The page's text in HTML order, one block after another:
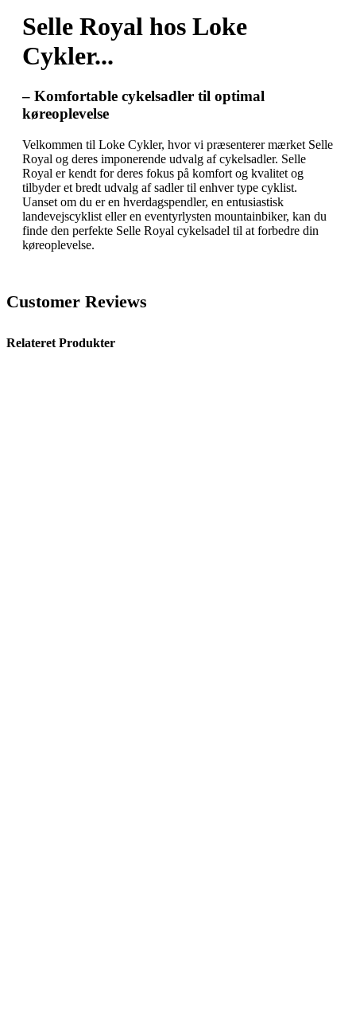
Selle Royal hos Loke
Cykler...
– Komfortable cykelsadler til optimal
køreoplevelse
Velkommen til Loke Cykler, hvor vi præsenterer mærket Selle
Royal og deres imponerende udvalg af cykelsadler. Selle
Royal er kendt for deres fokus på komfort og kvalitet og
tilbyder et bredt udvalg af sadler til enhver type cyklist.
Uanset om du er en hverdagspendler, en entusiastisk
landevejscyklist eller en eventyrlysten mountainbiker, kan du
finde den perfekte Selle Royal cykelsadel til at forbedre din
køreoplevelse.
Customer Reviews
Relateret Produkter